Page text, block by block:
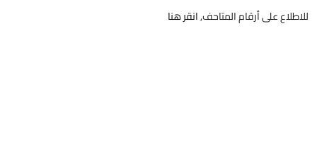
للاطلاع على أرقام المتاحف,انقر هنا